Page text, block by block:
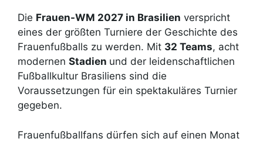
Die Frauen-WM 2027 in Brasilien verspricht
eines der größten Turniere der Geschichte des
Frauenfußballs zu werden. Mit 32 Teams, acht
modernen Stadien und der leidenschaftlichen
Fußballkultur Brasiliens sind die
Voraussetzungen für ein spektakuläres Turnier
gegeben.
Frauenfußballfans dürfen sich auf einen Monat